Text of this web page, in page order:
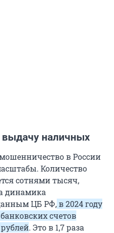
наличных
в России
Количество
сотнями тысяч,
динамика
ЦБ РФ,в 2024 году
счетов
. Это в 1,7 раза